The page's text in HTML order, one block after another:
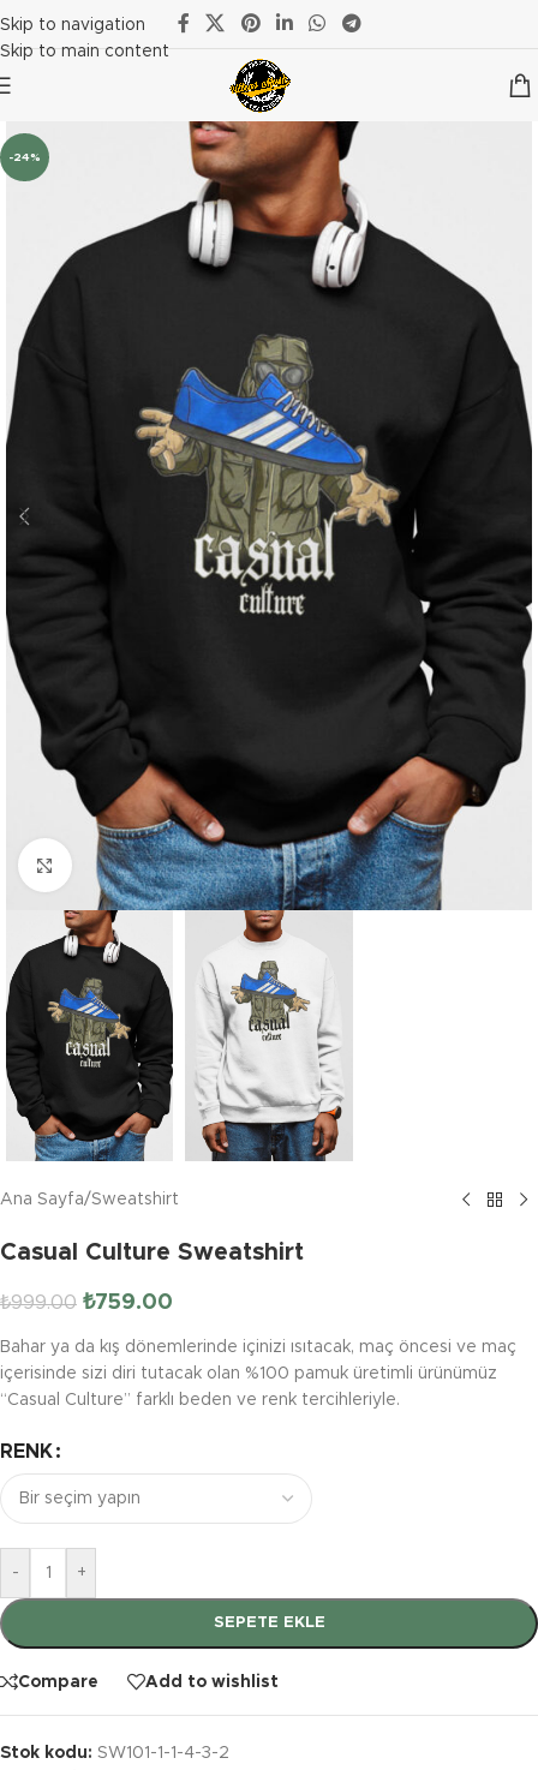
Skip to navigation
Skip to main content
-24%
Click to enlarge
Ana Sayfa/Sweatshirt
Casual Culture Sweatshirt
₺999.00 ₺759.00
Bahar ya da kış dönemlerinde içinizi ısıtacak, maç öncesi ve maç
içerisinde sizi diri tutacak olan %100 pamuk üretimli ürünümüz
“Casual Culture” farklı beden ve renk tercihleriyle.
RENK
- +
SEPETE EKLE
Compare Add to wishlist
Stok kodu: SW101-1-1-4-3-2